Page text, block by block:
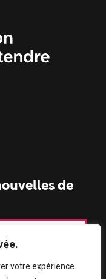
votre expérience
de
l'infolettre